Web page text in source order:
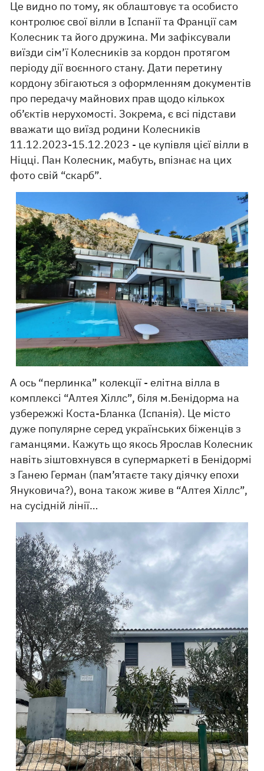
Це видно по тому, як облаштовує та особисто
контролює свої вілли в Іспанії та Франції сам
Колесник та його дружина. Ми зафіксували
виїзди сім’ї Колесників за кордон протягом
періоду дії воєнного стану. Дати перетину
кордону збігаються з оформленням документів
про передачу майнових прав щодо кількох
об’єктів нерухомості. Зокрема, є всі підстави
вважати що виїзд родини Колесників
11.12.2023-15.12.2023 - це купівля цієї вілли в
Ніцці. Пан Колесник, мабуть, впізнає на цих
фото свій “скарб”.
А ось “перлинка” колекції - елітна вілла в
комплексі “Алтея Хіллс”, біля м.Бенідорма на
узбережжі Коста-Бланка (Іспанія). Це місто
дуже популярне серед українських біженців з
гаманцями. Кажуть що якось Ярослав Колесник
навіть зіштовхнувся в супермаркеті в Бенідормі
з Ганею Герман (пам’ятаєте таку діячку епохи
Януковича?), вона також живе в “Алтея Хіллс”,
на сусідній лінії…